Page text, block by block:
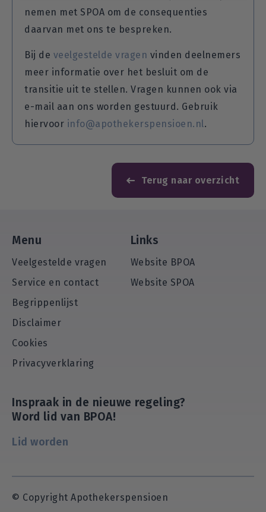
nemen met SPOA om de consequenties
daarvan met ons te bespreken.
Bij de veelgestelde vragen vinden deelnemers
meer informatie over het besluit om de
transitie uit te stellen. Vragen kunnen ook via
e-mail aan ons worden gestuurd. Gebruik
hiervoor info@apothekerspensioen.nl.
Terug naar overzicht
Menu
Veelgestelde vragen
Service en contact
Begrippenlijst
Disclaimer
Cookies
Privacyverklaring
Links
Website BPOA
Website SPOA
Inspraak in de nieuwe regeling?
Word lid van BPOA!
Lid worden
© Copyright Apothekerspensioen